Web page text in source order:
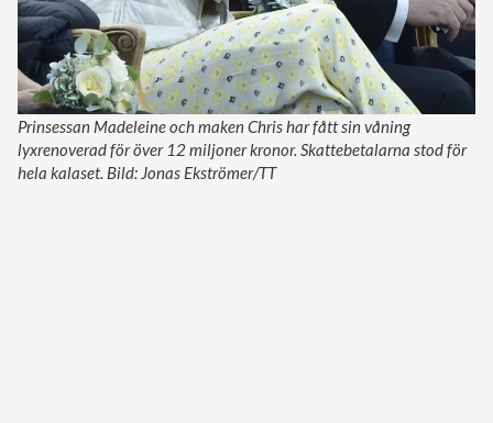
Prinsessan Madeleine och maken Chris har fått sin våning
lyxrenoverad för över 12 miljoner kronor. Skattebetalarna stod för
hela kalaset. Bild: Jonas Ekströmer/TT